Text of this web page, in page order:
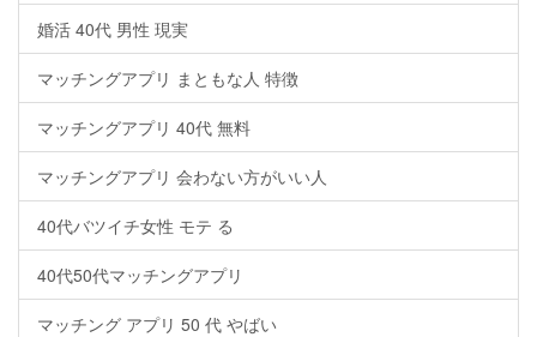
婚活 40代 男性 現実
マッチングアプリ まともな人 特徴
マッチングアプリ 40代 無料
マッチングアプリ 会わない方がいい人
40代バツイチ女性 モテ る
40代50代マッチングアプリ
マッチング アプリ 50 代 やばい